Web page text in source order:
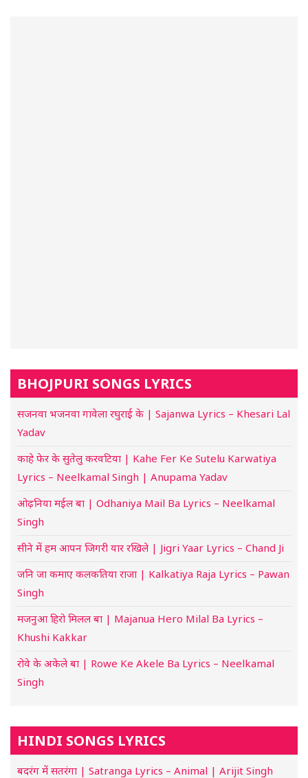
BHOJPURI SONGS LYRICS
सजनवा भजनवा गावेला रघुराई के | Sajanwa Lyrics – Khesari Lal
Yadav
काहे फेर के सुतेलु करवटिया | Kahe Fer Ke Sutelu Karwatiya
Lyrics – Neelkamal Singh | Anupama Yadav
ओढ़निया मईल बा | Odhaniya Mail Ba Lyrics – Neelkamal
Singh
सीने में हम आपन जिगरी यार रखिले | Jigri Yaar Lyrics – Chand Ji
जनि जा कमाए कलकतिया राजा | Kalkatiya Raja Lyrics – Pawan
Singh
मजनुआ हिरो मिलल बा | Majanua Hero Milal Ba Lyrics –
Khushi Kakkar
रोवे के अकेले बा | Rowe Ke Akele Ba Lyrics – Neelkamal
Singh
HINDI SONGS LYRICS
बदरंग में सतरंगा | Satranga Lyrics – Animal | Arijit Singh